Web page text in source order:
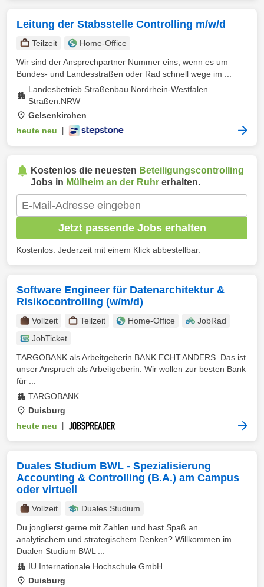
Leitung der Stabsstelle Controlling m/w/d
Teilzeit
Home-Office
Wir sind der Ansprechpartner Nummer eins, wenn es um
Bundes- und Landesstraßen oder Rad schnell wege im ...
Landesbetrieb Straßenbau Nordrhein-Westfalen
Straßen.NRW
Gelsenkirchen
heute neu
Kostenlos die neuesten Beteiligungscontrolling
Jobs in Mülheim an der Ruhr erhalten.
Jetzt passende Jobs erhalten
Kostenlos. Jederzeit mit einem Klick abbestellbar.
Software Engineer für Datenarchitektur &
Risikocontrolling (w/m/d)
Vollzeit Teilzeit Home-Office
JobRad
JobTicket
TARGOBANK als Arbeitgeberin BANK.ECHT.ANDERS. Das ist
unser Anspruch als Arbeitgeberin. Wir wollen zur besten Bank
für ...
TARGOBANK
Duisburg
heute neu
Duales Studium BWL - Spezialisierung
Accounting & Controlling (B.A.) am Campus
oder virtuell
Vollzeit
Duales Studium
Du jonglierst gerne mit Zahlen und hast Spaß an
analytischem und strategischem Denken? Willkommen im
Dualen Studium BWL ...
IU Internationale Hochschule GmbH
Duisburg